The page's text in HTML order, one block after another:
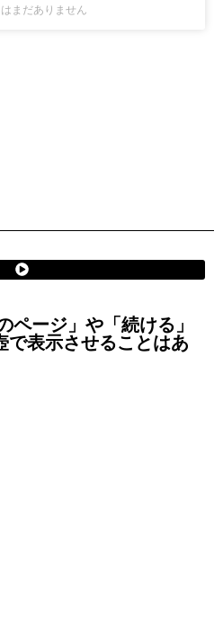
まだありません
ージ」や「続ける」
で表示させることはあ